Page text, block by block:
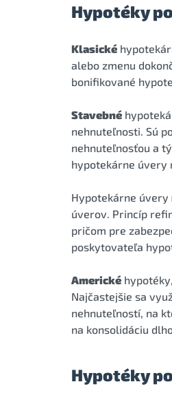
Hypotéky
Klasické
alebo zmenu
bonifikované
Stavebné
nehnuteľnosti. Sú
nehnuteľnosťou a
hypotekárne úvery
Hypotekárne úvery
úverov. Princíp
pričom pre
poskytovateľa
Americké
Najčastejšie sa
nehnuteľností, na
na konsolidáciu
Hypotéky